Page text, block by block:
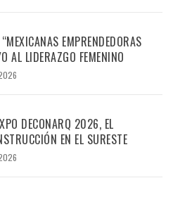
EMPRENDEDORAS
AL LIDERAZGO FEMENINO
DECONARQ 2026, EL
EN EL SURESTE